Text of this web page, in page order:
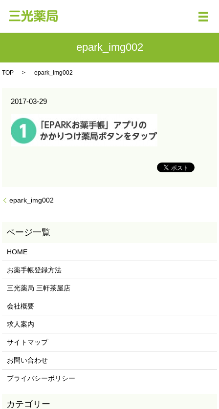
メ
epark_img002
TOP epark_img002
2017-03-29
epark_img002
HOME
お薬手帳登録方法
三光薬局 三軒茶屋店
会社概要
求人案内
サイトマップ
お問い合わせ
プライバシーポリシー